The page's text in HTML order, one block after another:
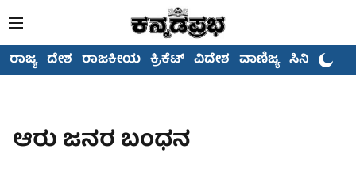
ರಾಜ್ಯ ದೇಶ ರಾಜಕೀಯ ಕ್ರಿಕೆಟ್ ವಿದೇಶ ವಾಣಿಜ್ಯ ಸಿನಿಮಾ
ಆರು ಜನರ ಬಂಧನ